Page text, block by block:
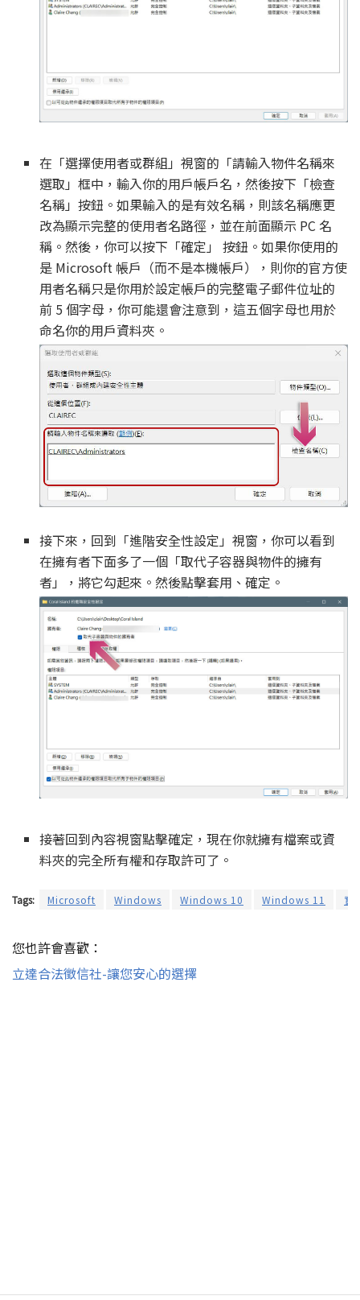
在「選擇使用者或群組」視窗的「請輸入物件名稱來
選取」框中，輸入你的用戶帳戶名，然後按下「檢查
名稱」按鈕。如果輸入的是有效名稱，則該名稱應更
改為顯示完整的使用者名路徑，並在前面顯示 PC 名
稱。然後，你可以按下「確定」 按鈕。如果你使用的
是 Microsoft 帳戶（而不是本機帳戶），則你的官方使
用者名稱只是你用於設定帳戶的完整電子郵件位址的
前 5 個字母，你可能還會注意到，這五個字母也用於
命名你的用戶資料夾。
接下來，回到「進階安全性設定」視窗，你可以看到
在擁有者下面多了一個「取代子容器與物件的擁有
者」，將它勾起來。然後點擊套用、確定。
接著回到內容視窗點擊確定，現在你就擁有檔案或資
料夾的完全所有權和存取許可了。
Tags: Microsoft Windows Windows 10 Windows 11 實
您也許會喜歡：
立達合法徵信社-讓您安心的選擇